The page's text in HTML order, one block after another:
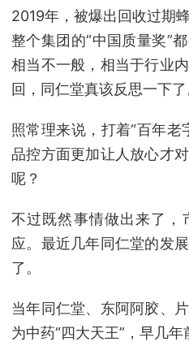
2019年，被爆出回收过期
整个集团的“中国质量奖”
相当不一般，相当于行业
回，同仁堂真该反思一下了
照常理来说，打着“百年老
品控方面更加让人放心才
呢？
不过既然事情做出来了，
应。最近几年同仁堂的发
了。
当年同仁堂、东阿阿胶、
为中药“四大天王”，早几年